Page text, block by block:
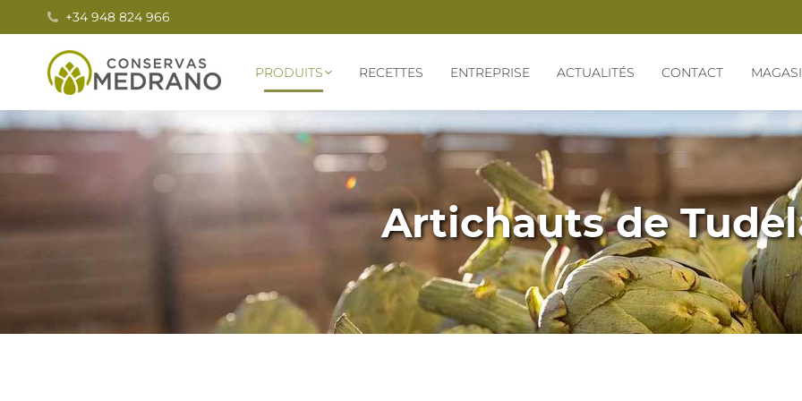
+34 948 824 966
PRODUITS RECETTES ENTREPRISE ACTUALITÉS CONTACT
Artichauts de